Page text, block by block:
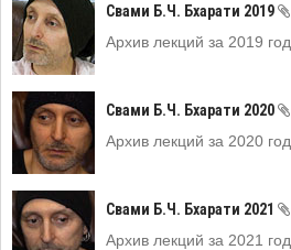
Свами Б.Ч. Бхарати 2019
Архив лекций за 2019 год
Свами Б.Ч. Бхарати 2020
Архив лекций за 2020 год
Свами Б.Ч. Бхарати 2021
Архив лекций за 2021 год